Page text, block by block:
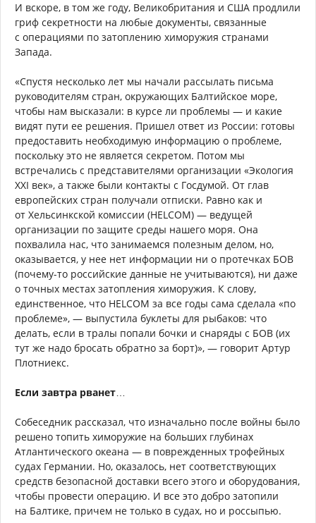
И вскоре, в том же году, Великобритания и США продлили
гриф секретности на любые документы, связанные
с операциями по затоплению химоружия странами
Запада.
«Спустя несколько лет мы начали рассылать письма
руководителям стран, окружающих Балтийское море,
чтобы нам высказали: в курсе ли проблемы — и какие
видят пути ее решения. Пришел ответ из России: готовы
предоставить необходимую информацию о проблеме,
поскольку это не является секретом. Потом мы
встречались с представителями организации «Экология
ХХI век», а также были контакты с Госдумой. От глав
европейских стран получали отписки. Равно как и
от Хельсинкской комиссии (HELCOM) — ведущей
организации по защите среды нашего моря. Она
похвалила нас, что занимаемся полезным делом, но,
оказывается, у нее нет информации ни о протечках БОВ
(почему-то российские данные не учитываются), ни даже
о точных местах затопления химоружия. К слову,
единственное, что HELCOM за все годы сама сделала «по
проблеме», — выпустила буклеты для рыбаков: что
делать, если в тралы попали бочки и снаряды с БОВ (их
тут же надо бросать обратно за борт)», — говорит Артур
Плотниекс.
Если завтра рванет…
Собеседник рассказал, что изначально после войны было
решено топить химоружие на больших глубинах
Атлантического океана — в поврежденных трофейных
судах Германии. Но, оказалось, нет соответствующих
средств безопасной доставки всего этого и оборудования,
чтобы провести операцию. И все это добро затопили
на Балтике, причем не только в судах, но и россыпью.